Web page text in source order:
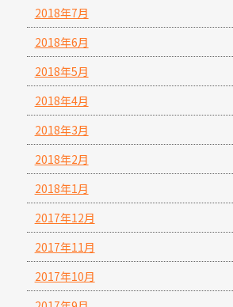
2018年7月
2018年6月
2018年5月
2018年4月
2018年3月
2018年2月
2018年1月
2017年12月
2017年11月
2017年10月